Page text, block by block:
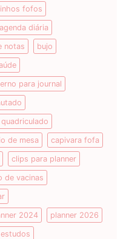
fofos
agenda diária
notas bujo
para journal
de mesa capivara fofa
clips para planner
de vacinas
2024 planner 2026